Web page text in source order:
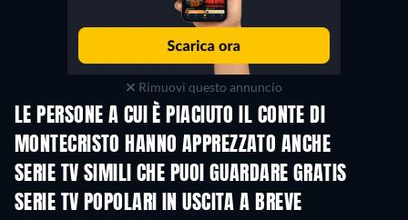
Rimuovi questo annuncio
LE PERSONE A CUI È PIACIUTO IL CONTE DI
MONTECRISTO HANNO APPREZZATO ANCHE
SERIE TV SIMILI CHE PUOI GUARDARE GRATIS
TV
SERIE TV POPOLARI IN USCITA A BREVE
TV TV